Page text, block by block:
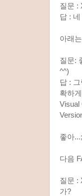
질문 :
답 :
아래
질문:
^^)
답 :
확하
Visual
좋아
다음
질문 :
가?